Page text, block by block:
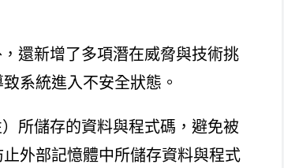
還新增了多項潛在威脅與技術挑
系統進入不安全狀態。
所儲存的資料與程式碼，避免被
外部記憶體中所儲存資料與程式